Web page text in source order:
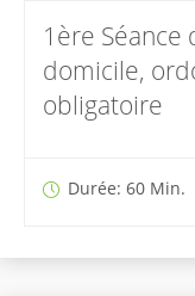
1ère Séance
domicile,
obligatoire
Durée: 60 Min.